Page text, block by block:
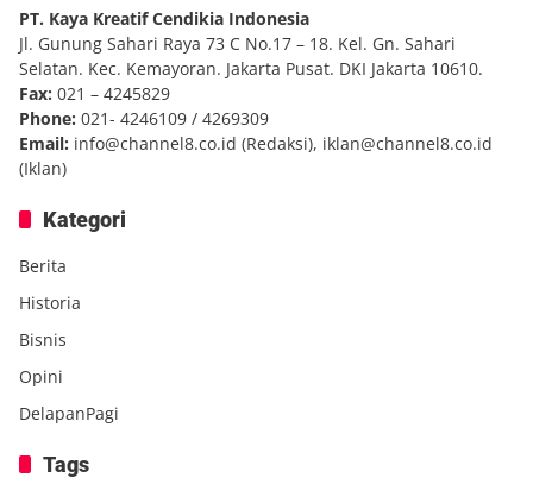
PT. Kaya Kreatif Cendikia Indonesia
Jl. Gunung Sahari Raya 73 C No.17 – 18. Kel. Gn. Sahari
Selatan. Kec. Kemayoran. Jakarta Pusat. DKI Jakarta 10610.
Fax: 021 – 4245829
Phone: 021- 4246109 / 4269309
Email: info@channel8.co.id (Redaksi), iklan@channel8.co.id
(Iklan)
Kategori
Berita
Historia
Bisnis
Opini
DelapanPagi
Tags